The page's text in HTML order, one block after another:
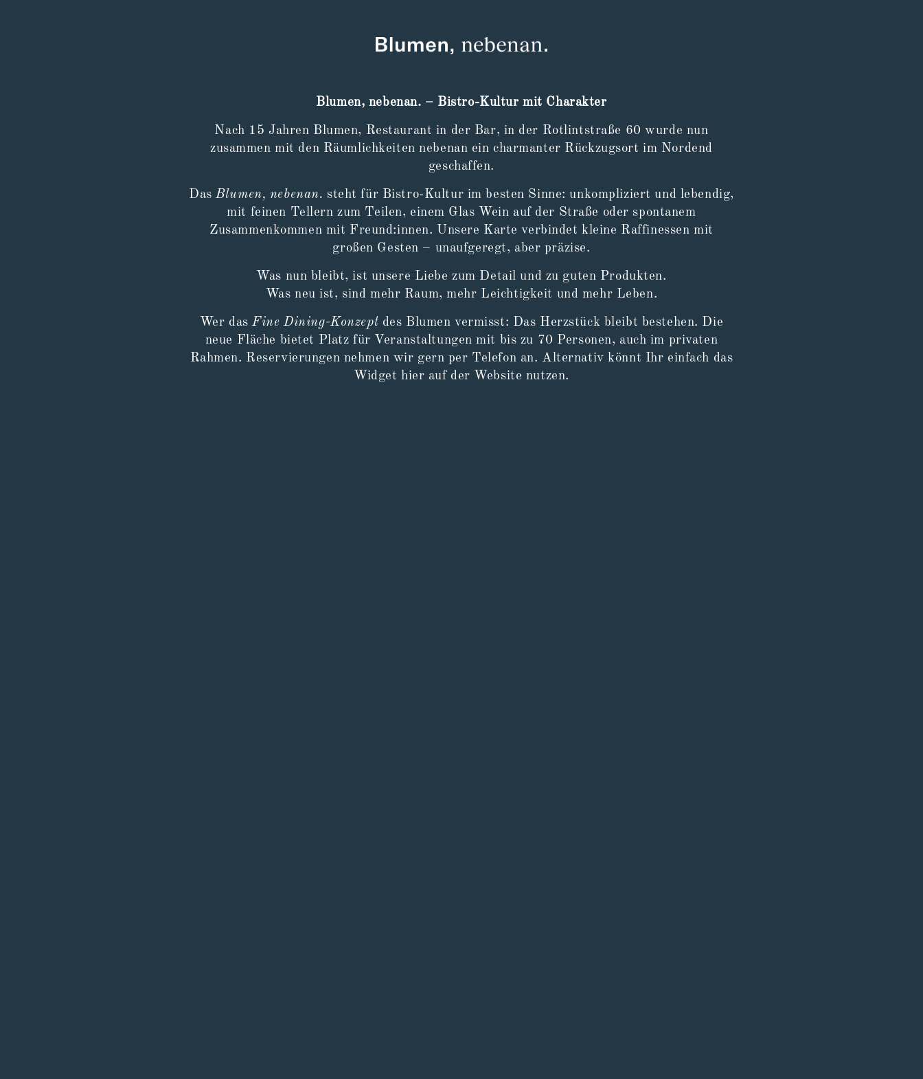
Blumen, nebenan. – Bistro-Kultur mit Charakter
Nach 15 Jahren Blumen, Restaurant in der Bar, in der Rotlintstraße 60 wurde nun
zusammen mit den Räumlichkeiten nebenan ein charmanter Rückzugsort im Nordend
geschaffen.
DasBlumen, nebenan. steht für Bistro-Kultur im besten Sinne: unkompliziert und lebendig,
mit feinen Tellern zum Teilen, einem Glas Wein auf der Straße oder spontanem
Zusammenkommen mit Freund:innen. Unsere Karte verbindet kleine Raffinessen mit
großen Gesten – unaufgeregt, aber präzise.
Was nun bleibt, ist unsere Liebe zum Detail und zu guten Produkten.
Was neu ist, sind mehr Raum, mehr Leichtigkeit und mehr Leben.
Wer dasFine Dining-Konzept des Blumen vermisst: Das Herzstück bleibt bestehen. Die
neue Fläche bietet Platz für Veranstaltungen mit bis zu 70 Personen, auch im privaten
Rahmen. Reservierungen nehmen wir gern per Telefon an. Alternativ könnt Ihr einfach das
Widget hier auf der Website nutzen.